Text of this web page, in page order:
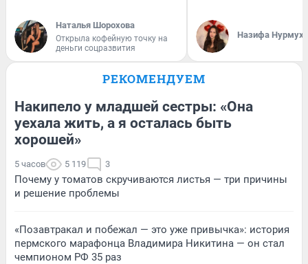
Наталья Шорохова
Открыла кофейную точку на
деньги соцразвития
Назифа
РЕКОМЕНДУЕМ
Накипело у младшей сестры: «Она
уехала жить, а я осталась быть
хорошей»
5 часов 5 119 3
Почему у томатов скручиваются листья — три причины
и решение проблемы
«Позавтракал и побежал — это уже привычка»: история
пермского марафонца Владимира Никитина — он стал
чемпионом РФ 35 раз